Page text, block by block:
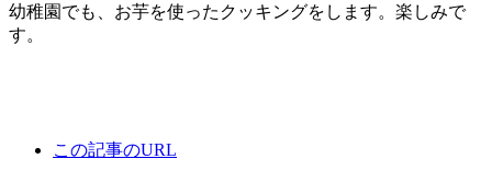
幼稚園でも、お芋を使ったクッキングをします。楽しみで
す。
この記事のURL